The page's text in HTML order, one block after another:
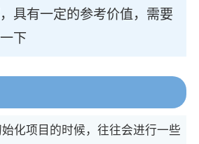
具有一定的参考价值，需要
下
化项目的时候，往往会进行一些